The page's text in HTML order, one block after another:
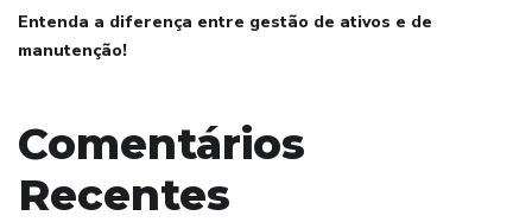
Entenda a diferença entre gestão de ativos e de
manutenção!
Comentários
Recentes